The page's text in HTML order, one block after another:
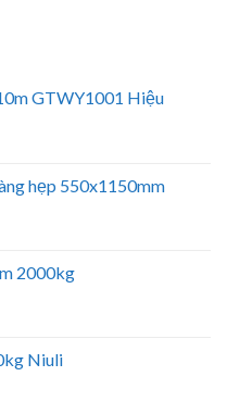
GTWY1001 Hiệu
hẹp 550x1150mm
2000kg
Niuli